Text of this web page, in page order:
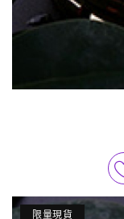
限量現貨